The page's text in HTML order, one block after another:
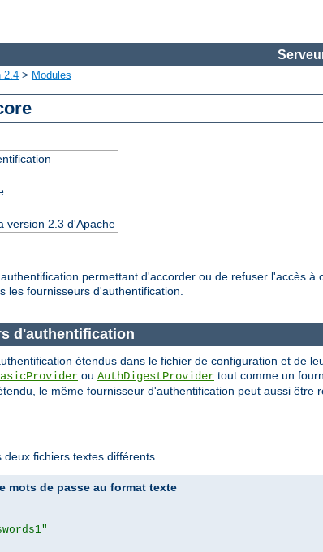
2.4 > Modules
version 2.3 d'Apache
permettant d'accorder ou de refuser l'accès
les fournisseurs d'authentification.
d'authentification
étendus dans le fichier de configuration et de
ou AuthDigestProvider tout comme un
le même fournisseur d'authentification peut aussi
fichiers textes différents.
mots de passe au format texte